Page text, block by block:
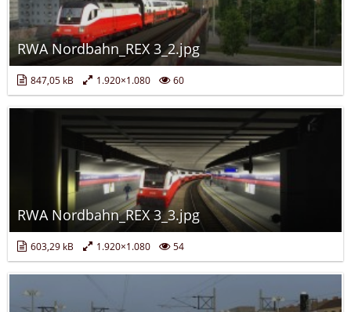
RWA Nordbahn_REX 3_2.jpg
847,05 kB 1.920×1.080 60
RWA Nordbahn_REX 3_3.jpg
603,29 kB 1.920×1.080 54